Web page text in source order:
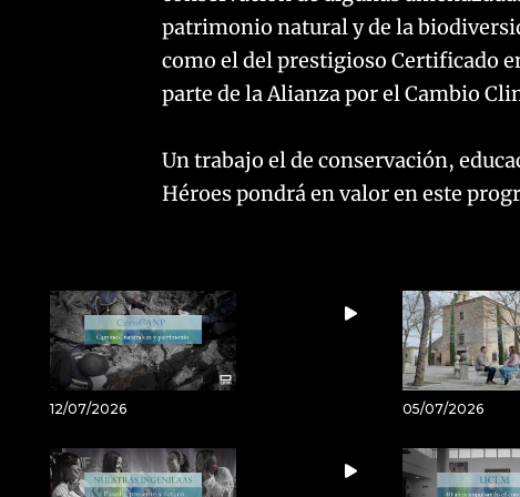
patrimonio natural y de la
como el del prestigioso Certificado
parte de la Alianza por el Cambio
Un trabajo el de conservación,
Héroes pondrá en valor en este
12/07/2026 05/07/2026